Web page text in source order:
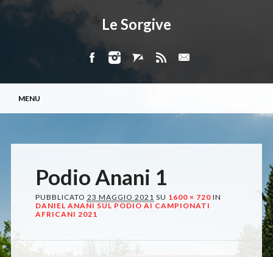
Le Sorgive
Menu principale
MENU
Podio Anani 1
PUBBLICATO 23 MAGGIO 2021 SU 1600 × 720IN
DANIEL ANANI SUL PODIO AI CAMPIONATI
AFRICANI 2021